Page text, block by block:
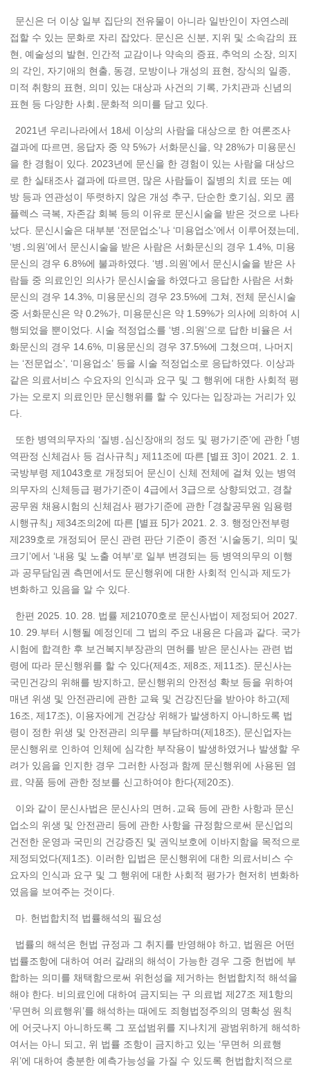
문신은 더 이상 일부 집단의 전유물이 아니라 일반인이 자연스레
접할 수 있는 문화로 자리 잡았다. 문신은 신분, 지위 및 소속감의 표
현, 예술성의 발현, 인간적 교감이나 약속의 증표, 추억의 소장, 의지
의 각인, 자기애의 현출, 동경, 모방이나 개성의 표현, 장식의 일종,
미적 취향의 표현, 의미 있는 대상과 사건의 기록, 가치관과 신념의
표현 등 다양한 사회․문화적 의미를 담고 있다.
2021년 우리나라에서 18세 이상의 사람을 대상으로 한 여론조사
결과에 따르면, 응답자 중 약 5%가 서화문신을, 약 28%가 미용문신
을 한 경험이 있다. 2023년에 문신을 한 경험이 있는 사람을 대상으
로 한 실태조사 결과에 따르면, 많은 사람들이 질병의 치료 또는 예
방 등과 연관성이 뚜렷하지 않은 개성 추구, 단순한 호기심, 외모 콤
플렉스 극복, 자존감 회복 등의 이유로 문신시술을 받은 것으로 나타
났다. 문신시술은 대부분 ‘전문업소’나 ‘미용업소’에서 이루어졌는데,
‘병․의원’에서 문신시술을 받은 사람은 서화문신의 경우 1.4%, 미용
문신의 경우 6.8%에 불과하였다. ‘병․의원’에서 문신시술을 받은 사
람들 중 의료인인 의사가 문신시술을 하였다고 응답한 사람은 서화
문신의 경우 14.3%, 미용문신의 경우 23.5%에 그쳐, 전체 문신시술
중 서화문신은 약 0.2%가, 미용문신은 약 1.59%가 의사에 의하여 시
행되었을 뿐이었다. 시술 적정업소를 ‘병․의원’으로 답한 비율은 서
화문신의 경우 14.6%, 미용문신의 경우 37.5%에 그쳤으며, 나머지
는 ‘전문업소’, ‘미용업소’ 등을 시술 적정업소로 응답하였다. 이상과
같은 의료서비스 수요자의 인식과 요구 및 그 행위에 대한 사회적 평
가는 오로지 의료인만 문신행위를 할 수 있다는 입장과는 거리가 있
다.
또한 병역의무자의 ‘질병․심신장애의 정도 및 평가기준’에 관한 ｢병
역판정 신체검사 등 검사규칙｣ 제11조에 따른 [별표 3]이 2021. 2. 1.
국방부령 제1043호로 개정되어 문신이 신체 전체에 걸쳐 있는 병역
의무자의 신체등급 평가기준이 4급에서 3급으로 상향되었고, 경찰
공무원 채용시험의 신체검사 평가기준에 관한 ｢경찰공무원 임용령
시행규칙｣ 제34조의2에 따른 [별표 5]가 2021. 2. 3. 행정안전부령
제239호로 개정되어 문신 관련 판단 기준이 종전 ‘시술동기, 의미 및
크기’에서 ‘내용 및 노출 여부’로 일부 변경되는 등 병역의무의 이행
과 공무담임권 측면에서도 문신행위에 대한 사회적 인식과 제도가
변화하고 있음을 알 수 있다.
한편 2025. 10. 28. 법률 제21070호로 문신사법이 제정되어 2027.
10. 29.부터 시행될 예정인데 그 법의 주요 내용은 다음과 같다. 국가
시험에 합격한 후 보건복지부장관의 면허를 받은 문신사는 관련 법
령에 따라 문신행위를 할 수 있다(제4조, 제8조, 제11조). 문신사는
국민건강의 위해를 방지하고, 문신행위의 안전성 확보 등을 위하여
매년 위생 및 안전관리에 관한 교육 및 건강진단을 받아야 하고(제
16조, 제17조), 이용자에게 건강상 위해가 발생하지 아니하도록 법
령이 정한 위생 및 안전관리 의무를 부담하며(제18조), 문신업자는
문신행위로 인하여 인체에 심각한 부작용이 발생하였거나 발생할 우
려가 있음을 인지한 경우 그러한 사정과 함께 문신행위에 사용된 염
료, 약품 등에 관한 정보를 신고하여야 한다(제20조).
이와 같이 문신사법은 문신사의 면허․교육 등에 관한 사항과 문신
업소의 위생 및 안전관리 등에 관한 사항을 규정함으로써 문신업의
건전한 운영과 국민의 건강증진 및 권익보호에 이바지함을 목적으로
제정되었다(제1조). 이러한 입법은 문신행위에 대한 의료서비스 수
요자의 인식과 요구 및 그 행위에 대한 사회적 평가가 현저히 변화하
였음을 보여주는 것이다.
마. 헌법합치적 법률해석의 필요성
법률의 해석은 헌법 규정과 그 취지를 반영해야 하고, 법원은 어떤
법률조항에 대하여 여러 갈래의 해석이 가능한 경우 그중 헌법에 부
합하는 의미를 채택함으로써 위헌성을 제거하는 헌법합치적 해석을
해야 한다. 비의료인에 대하여 금지되는 구 의료법 제27조 제1항의
‘무면허 의료행위’를 해석하는 때에도 죄형법정주의의 명확성 원칙
에 어긋나지 아니하도록 그 포섭범위를 지나치게 광범위하게 해석하
여서는 아니 되고, 위 법률 조항이 금지하고 있는 ‘무면허 의료행
위’에 대하여 충분한 예측가능성을 가질 수 있도록 헌법합치적으로